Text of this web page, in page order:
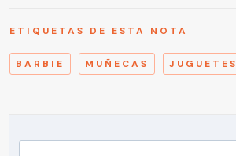
ETIQUETAS DE ESTA NOTA
BARBIE MUÑECAS JUGUETES